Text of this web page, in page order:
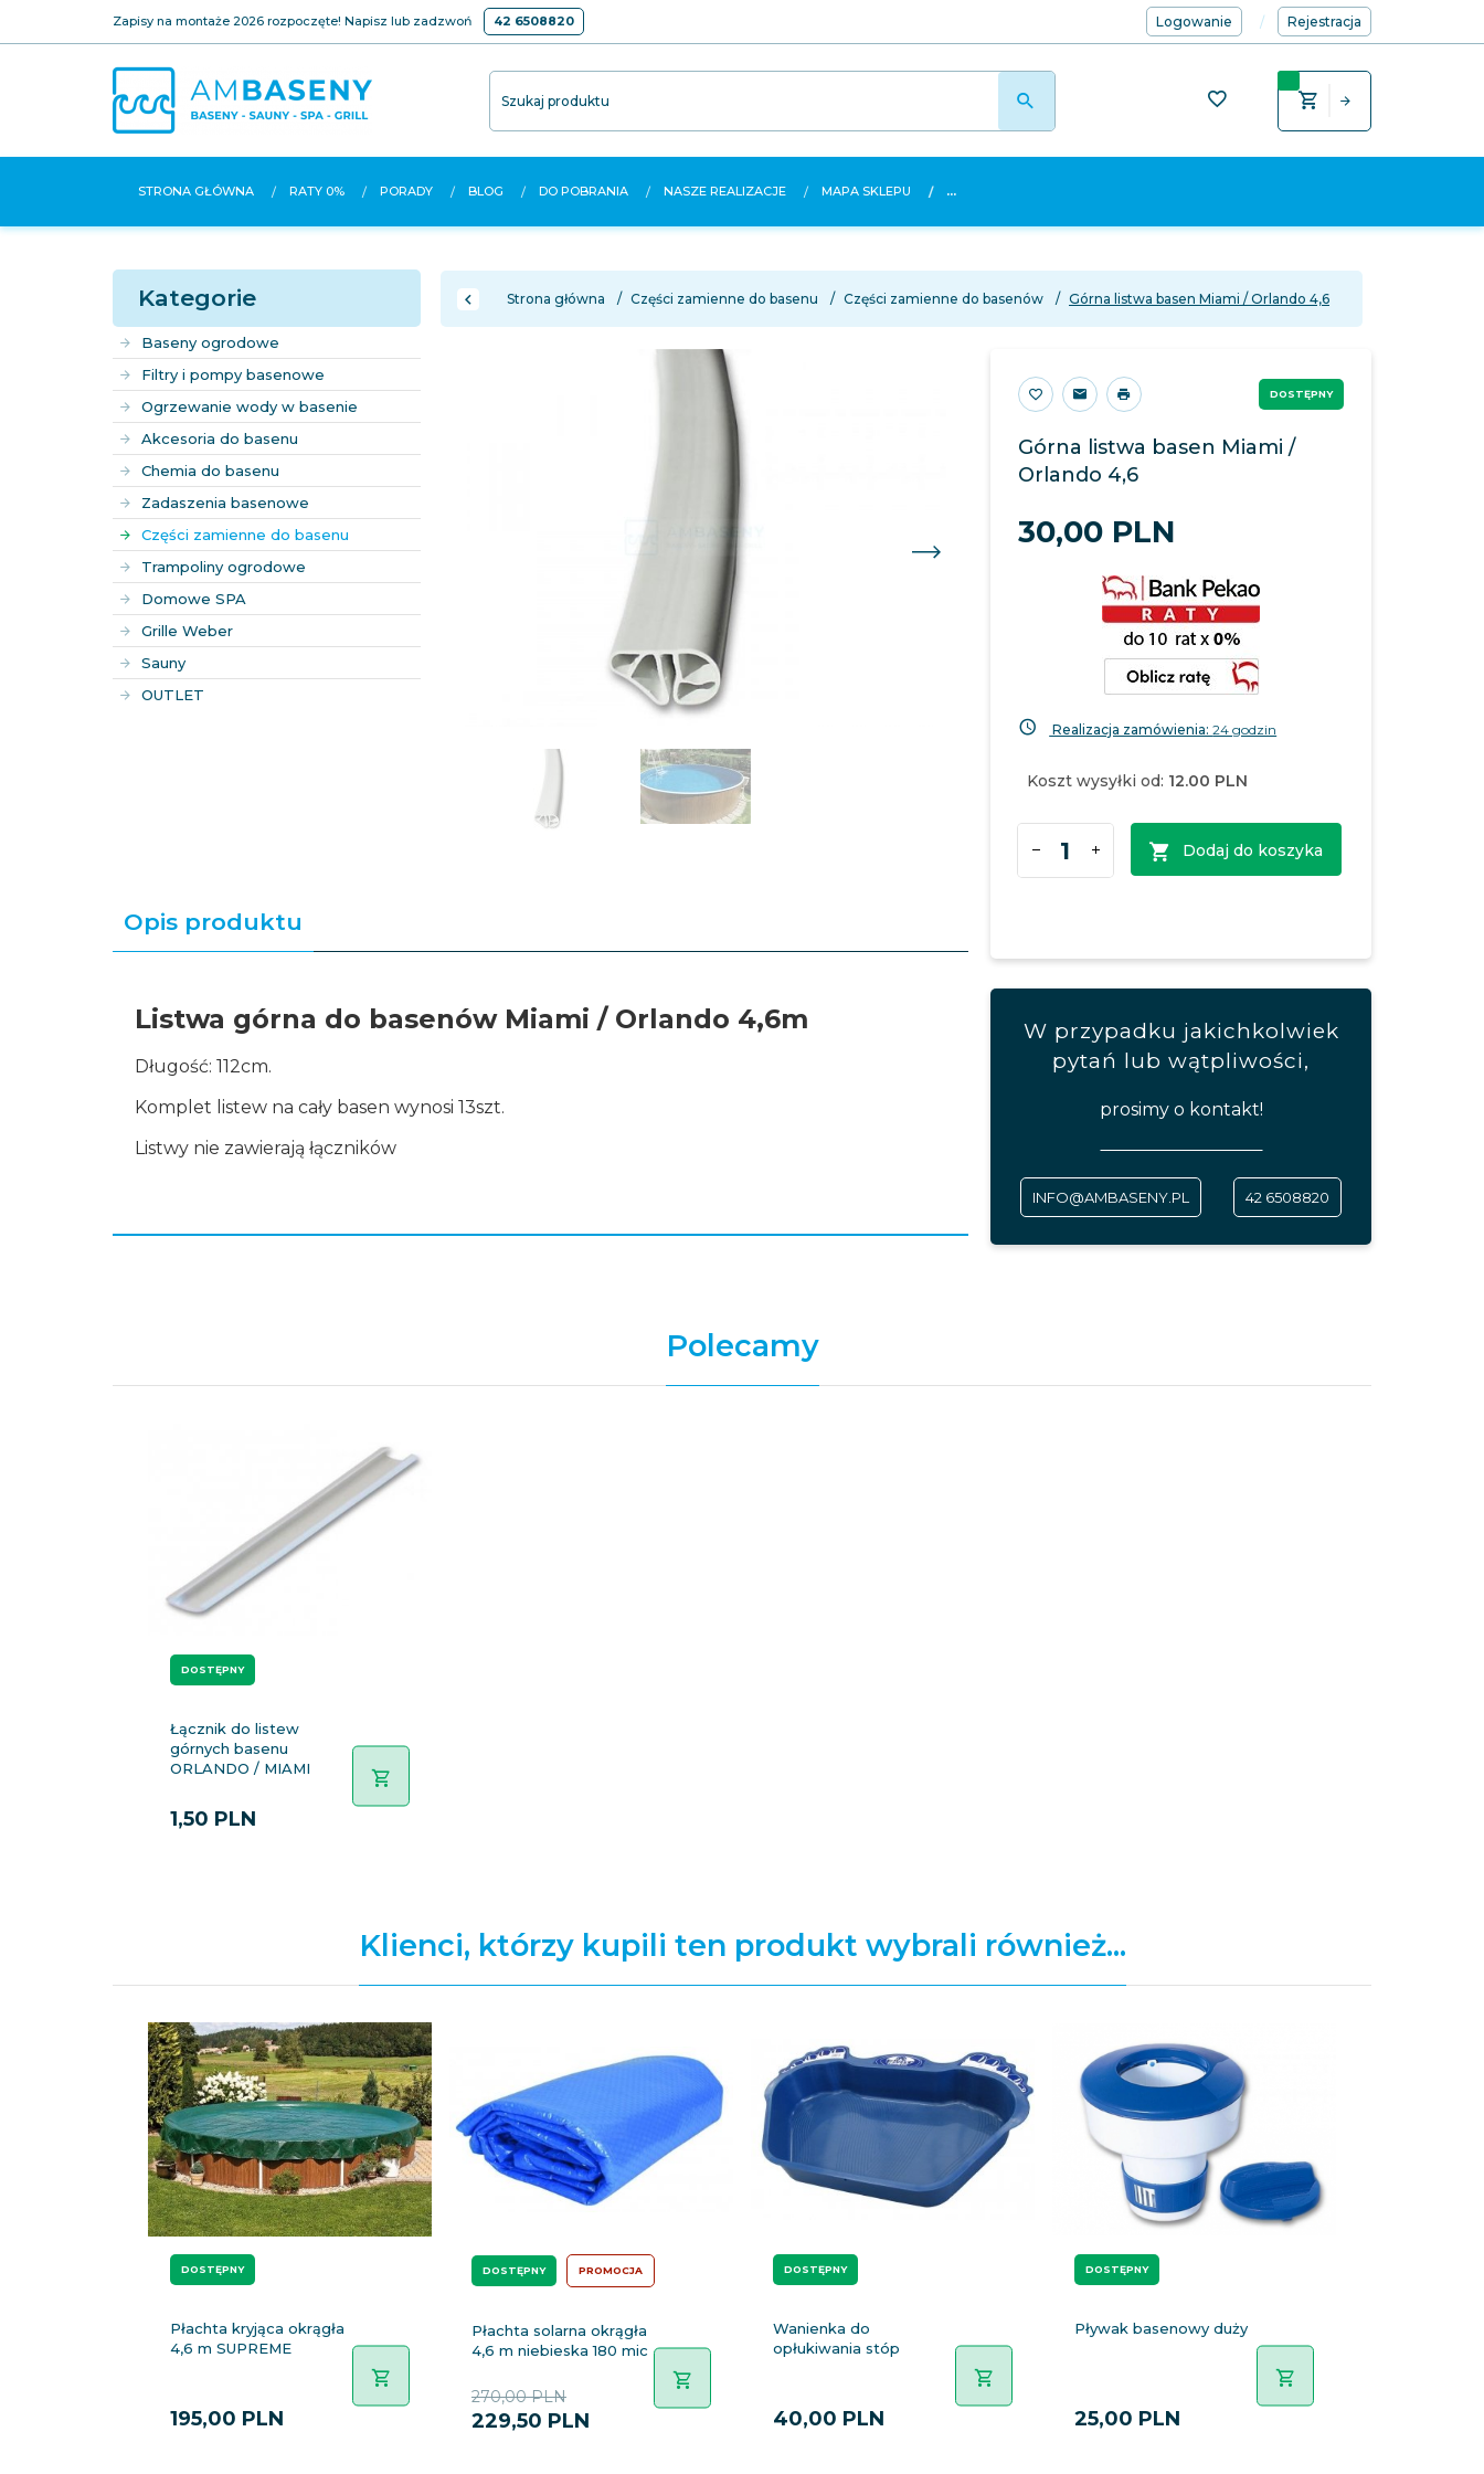
Zapisy na montaże 2026 rozpoczęte! Napisz lub zadzwoń 42 6508820 Logowanie Rejestracja
Szukaj produktu
STRONA GŁÓWNA RATY 0% PORADY BLOG DO POBRANIA NASZE REALIZACJE MAPA SKLEPU ...
Strona główna Części zamienne do basenu Części zamienne do basenów Górna listwa basen Miami / Orlando 4,6
Kategorie
Baseny ogrodowe
Filtry i pompy basenowe
Ogrzewanie wody w basenie
Akcesoria do basenu
Chemia do basenu
Zadaszenia basenowe
Części zamienne do basenu
Trampoliny ogrodowe
Domowe SPA
Grille Weber
Sauny
OUTLET
Opis produktu
Listwa górna do basenów Miami / Orlando 4,6m
Długość: 112cm.
Komplet listew na cały basen wynosi 13szt.
Listwy nie zawierają łączników
DOSTĘPNY
Górna listwa basen Miami /
Orlando 4,6
30,00 PLN
Realizacja zamówienia:24 godzin
Koszt wysyłki od: 12.00 PLN
Dodaj do koszyka
W przypadku jakichkolwiek
pytań lub wątpliwości,
prosimy o kontakt!
INFO@AMBASENY.PL 42 6508820
Polecamy
DOSTĘPNY
Łącznik do listew
górnych basenu
ORLANDO / MIAMI
1,50 PLN
Klienci, którzy kupili ten produkt wybrali również...
DOSTĘPNY
Płachta kryjąca okrągła
4,6 m SUPREME
195,00 PLN
DOSTĘPNY PROMOCJA
Płachta solarna okrągła
4,6 m niebieska 180 mic
229,50 PLN
270,00 PLN
DOSTĘPNY
Wanienka do
opłukiwania stóp
40,00 PLN
DOSTĘPNY
Pływak basenowy duży
25,00 PLN